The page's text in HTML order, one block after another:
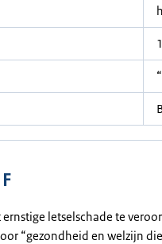
ernstige letselschade te
“gezondheid en welzijn